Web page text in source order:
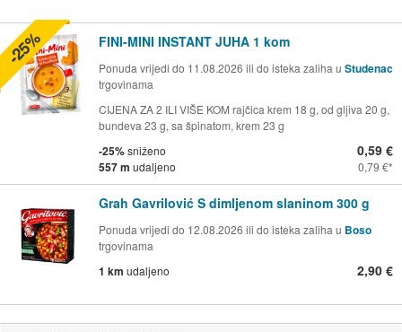
FINI-MINI INSTANT JUHA 1 kom
Ponuda vrijedi do 11.08.2026 ili do isteka zaliha u Studenac
trgovinama
CIJENA ZA 2 ILI VIŠE KOM rajčica krem 18 g, od gljiva 20 g,
bundeva 23 g, sa špinatom, krem 23 g
-25%sniženo
557 m udaljeno
0,59 €
0,79 €
-25%
Grah Gavrilović S dimljenom slaninom 300 g
Ponuda vrijedi do 12.08.2026 ili do isteka zaliha u Boso
trgovinama
1 km udaljeno 2,90 €